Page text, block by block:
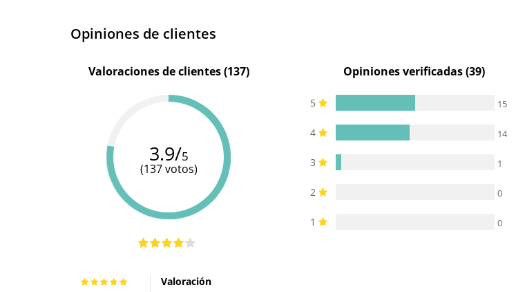
Opiniones de clientes
Valoraciones de clientes (137)
3.9/5
(137 votos)
Opiniones verificadas (39)
5 15
4 14
3 1
2 0
1 0
Valoración